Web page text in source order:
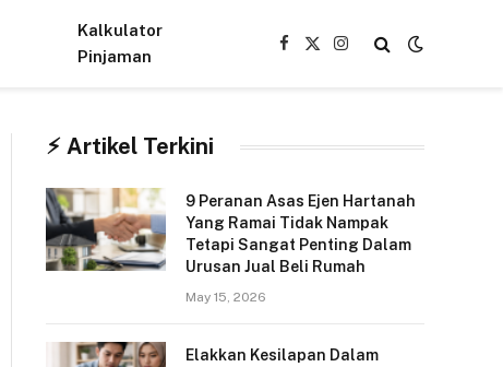
Kalkulator
Pinjaman
Facebook
X
Instagram
⚡︎ Artikel Terkini
9 Peranan Asas Ejen Hartanah
Yang Ramai Tidak Nampak
Tetapi Sangat Penting Dalam
Urusan Jual Beli Rumah
May 15, 2026
Elakkan Kesilapan Dalam